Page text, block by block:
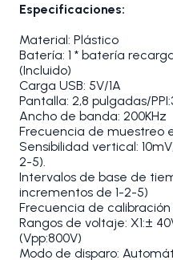
Especificaciones:
Material: Plástico
Batería: 1 * batería
(Incluido)
Carga USB: 5V/1A
Pantalla: 2,8 pulgadas/
Ancho de banda: 200KHz
Frecuencia de muestreo
Sensibilidad vertical:
2-5).
Intervalos de base de
incrementos de 1-2-5)
Frecuencia de
Rangos de voltaje: X1:±
(Vpp:800V)
Modo de disparo: